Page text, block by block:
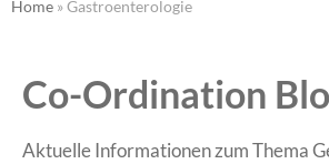
Home »Gastroenterologie
Co-Ordination
Aktuelle Informationen zum Thema